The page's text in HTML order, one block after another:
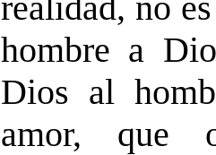
hombre a
Dios al
amor, que